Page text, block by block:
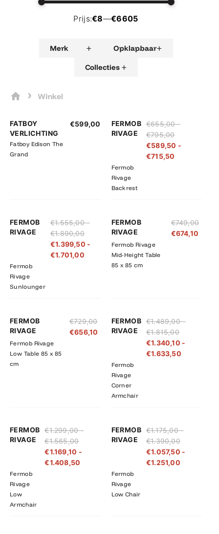
Prijs:€8—€6605
Merk + Opklapbaar+
Collecties +
› Winkel
FATBOY
VERLICHTING
Fatboy Edison The
Grand
€599,00
FERMOB
RIVAGE
Fermob
Rivage
Backrest
€655,00 -
€795,00
€655,00
tot
€795,00
€589,50 -
€715,50
€589,50
tot
€715,50
FERMOB
RIVAGE
Fermob
Rivage
Sunlounger
€1.555,00 -
€1.890,00
€1.555,00
tot
€1.890,00
€1.399,50 -
€1.701,00
€1.399,50
tot
€1.701,00
FERMOB
RIVAGE
Fermob Rivage
Mid-Height Table
85 x 85 cm
€749,00
€674,10
FERMOB
RIVAGE
Fermob Rivage
Low Table 85 x 85
cm
€729,00
€656,10
FERMOB
RIVAGE
Fermob
Rivage
Corner
Armchair
€1.489,00 -
€1.815,00
€1.489,00
tot
€1.815,00
€1.340,10 -
€1.633,50
€1.340,10
€1.633,50
FERMOB
RIVAGE
Fermob
Rivage
Low
Armchair
€1.299,00 -
€1.565,00
€1.299,00
tot
€1.565,00
€1.169,10 -
€1.408,50
€1.169,10
€1.408,50
FERMOB
RIVAGE
Fermob
Rivage
Low Chair
€1.175,00 -
€1.390,00
€1.175,00
tot
€1.390,00
€1.057,50 -
€1.251,00
€1.057,50
tot
€1.251,00